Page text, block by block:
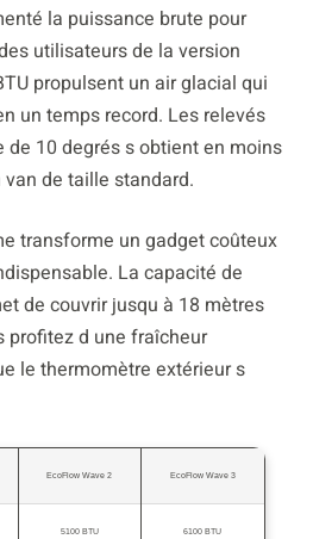
la puissance brute pour
utilisateurs de la version
propulsent un air glacial qui
un temps record. Les relevés
de 10 degrés s obtient en moins
de taille standard.
transforme un gadget coûteux
La capacité de
de couvrir jusqu à 18 mètres
profitez d une fraîcheur
le thermomètre extérieur s
EcoFlow Wave 2 EcoFlow Wave 3
5100 BTU 6100 BTU